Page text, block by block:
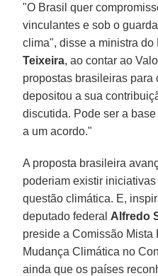
"O Brasil quer
vinculantes e sob o
clima", disse a ministra do
Teixeira, ao contar ao
propostas brasileiras para
depositou a sua
discutida. Pode ser a
a um acordo."
A proposta brasileira
poderiam existir
questão climática. E,
deputado federal Alfredo
preside a Comissão Mista
Mudança Climática no
ainda que os países